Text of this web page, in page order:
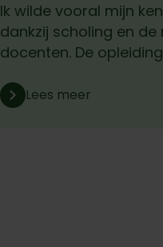
Ik wilde vooral mijn
dankzij scholing en
docenten. De
Lees meer